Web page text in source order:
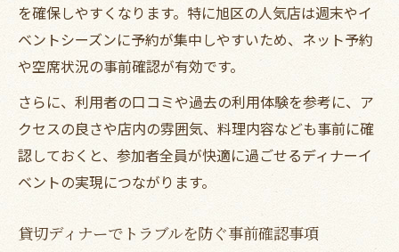
を確保しやすくなります。特に旭区の人気店は週末やイ
ベントシーズンに予約が集中しやすいため、ネット予約
や空席状況の事前確認が有効です。
さらに、利用者の口コミや過去の利用体験を参考に、ア
クセスの良さや店内の雰囲気、料理内容なども事前に確
認しておくと、参加者全員が快適に過ごせるディナーイ
ベントの実現につながります。
貸切ディナーでトラブルを防ぐ事前確認事項